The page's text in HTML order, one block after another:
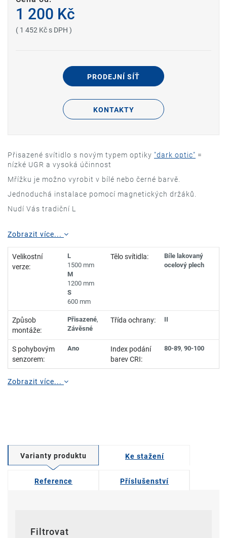
1 200 Kč
( 1 452 Kč s DPH )
PRODEJNÍ SÍŤ
KONTAKTY
Přisazené svítidlo s novým typem optiky "dark optic" =
nízké UGR a vysoká účinnost
Mřížku je možno vyrobit v bílé nebo černé barvě.
Jednoduchá instalace pomocí magnetických držáků.
Nudí Vás tradiční L
Zobrazit více...
Velikostní
verze:
L
1500 mm
M
1200 mm
S
600 mm
Tělo svítidla:
Bíle lakovaný
ocelový plech
Způsob
montáže:
Přisazené,
Závěsné
Třída ochrany: II
S pohybovým
senzorem:
Ano
Index podání
barev CRI:
80-89, 90-100
Zobrazit více...
Varianty produktu Ke stažení
Reference Příslušenství
Filtrovat